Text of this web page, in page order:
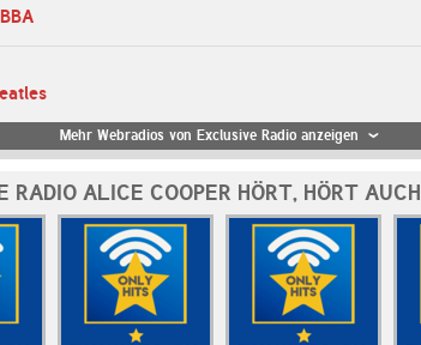
Mehr Webradios von Exclusive Radio anzeigen
RADIO ALICE COOPER HÖRT, HÖRT AUCH